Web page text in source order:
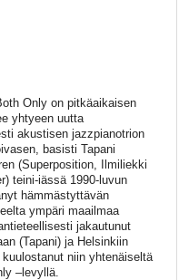
Only on pitkäaikaisen
yhtyeen uutta
akustisen jazzpianotrion
basisti Tapani
(Superposition, Ilmiliekki
teini-iässä 1990-luvun
hämmästyttävän
ympäri maailmaa
jakautunut
(Tapani) ja Helsinkiin
niin yhtenäiseltä
–levyllä.